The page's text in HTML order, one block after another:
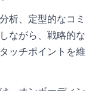
析、定型的なコミ
ながら、戦略的な
ッチポイントを維